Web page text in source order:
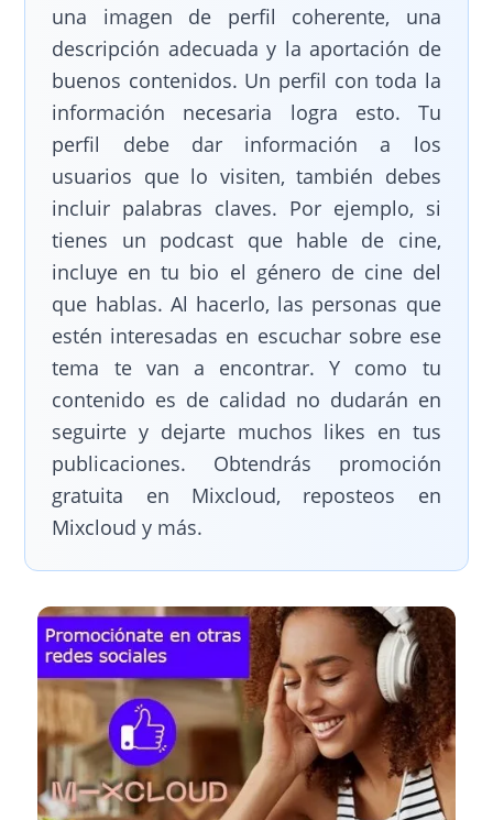
una imagen de perfil coherente, una
descripción adecuada y la aportación de
buenos contenidos. Un perfil con toda la
información necesaria logra esto. Tu
perfil debe dar información a los
usuarios que lo visiten, también debes
incluir palabras claves. Por ejemplo, si
tienes un podcast que hable de cine,
incluye en tu bio el género de cine del
que hablas. Al hacerlo, las personas que
estén interesadas en escuchar sobre ese
tema te van a encontrar. Y como tu
contenido es de calidad no dudarán en
seguirte y dejarte muchos likes en tus
publicaciones. Obtendrás promoción
gratuita en Mixcloud, reposteos en
Mixcloud y más.